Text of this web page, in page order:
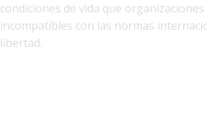
condiciones de vida que
incompatibles con las normas
libertad.